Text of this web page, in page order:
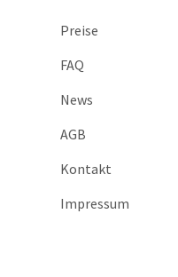
Preise
FAQ
News
AGB
Kontakt
Impressum